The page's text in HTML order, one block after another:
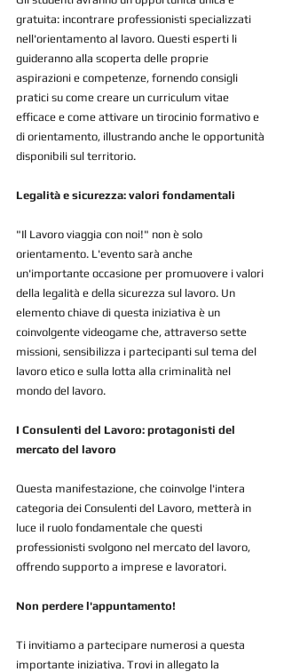
gratuita: incontrare professionisti specializzati
nell'orientamento al lavoro. Questi esperti li
guideranno alla scoperta delle proprie
aspirazioni e competenze, fornendo consigli
pratici su come creare un curriculum vitae
efficace e come attivare un tirocinio formativo e
di orientamento, illustrando anche le opportunità
disponibili sul territorio.
Legalità e sicurezza: valori fondamentali
"Il Lavoro viaggia con noi!" non è solo
orientamento. L'evento sarà anche
un'importante occasione per promuovere i valori
della legalità e della sicurezza sul lavoro. Un
elemento chiave di questa iniziativa è un
coinvolgente videogame che, attraverso sette
missioni, sensibilizza i partecipanti sul tema del
lavoro etico e sulla lotta alla criminalità nel
mondo del lavoro.
I Consulenti del Lavoro: protagonisti del
mercato del lavoro
Questa manifestazione, che coinvolge l'intera
categoria dei Consulenti del Lavoro, metterà in
luce il ruolo fondamentale che questi
professionisti svolgono nel mercato del lavoro,
offrendo supporto a imprese e lavoratori.
Non perdere l'appuntamento!
Ti invitiamo a partecipare numerosi a questa
importante iniziativa. Trovi in allegato la